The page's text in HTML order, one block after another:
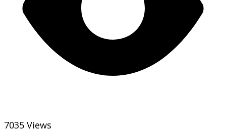
7035 Views